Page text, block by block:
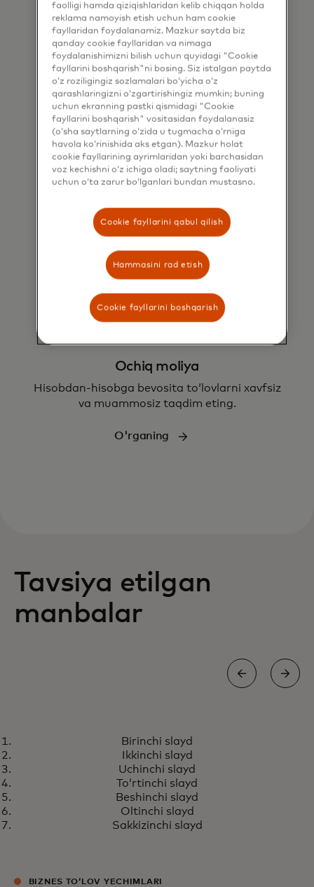
Firmalar va insonlar pulni qanday
harakatlantirishini transformatsiya qiling
O'rganing
Hisob-faktura toʻlash
toʻlov tajribasini taqdim eting
Ochiq moliya
Hisobdan-hisobga bevosita toʻlovlarni xavfsiz
va muammosiz taqdim eting.
O'rganing
Tavsiya etilgan
manbalar
Kelajakda real vaqt rejimidagi
toʻlovlarni nima kutmoqda
Birinchi slayd
Ikkinchi slayd
Uchinchi slayd
Toʻrtinchi slayd
Beshinchi slayd
Oltinchi slayd
Sakkizinchi slayd
BIZNES TOʻLOV YECHIMLARI
faolligi hamda qiziqishlaridan kelib chiqqan holda
reklama namoyish etish uchun ham cookie
fayllaridan foydalanamiz. Mazkur saytda biz
qanday cookie fayllaridan va nimaga
foydalanishimizni bilish uchun quyidagi "Cookie
fayllarini boshqarish"ni bosing. Siz istalgan paytda
o‘z roziligingiz sozlamalari bo‘yicha o‘z
qarashlaringizni o‘zgartirishingiz mumkin; buning
uchun ekranning pastki qismidagi "Cookie
fayllarini boshqarish" vositasidan foydalanasiz
(o‘sha saytlarning o‘zida u tugmacha o‘rniga
havola ko‘rinishida aks etgan). Mazkur holat
cookie fayllarining ayrimlaridan yoki barchasidan
voz kechishni o‘z ichiga oladi; saytning faoliyati
uchun o‘ta zarur bo‘lganlari bundan mustasno.
Cookie fayllarini qabul qilish
Hammasini rad etish
Cookie fayllarini boshqarish